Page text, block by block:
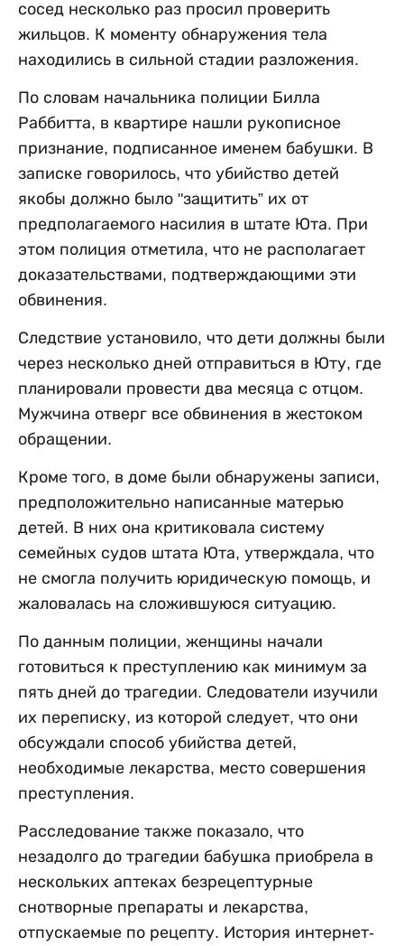
сосед несколько раз просил проверить
жильцов. К моменту обнаружения тела
находились в сильной стадии разложения.
По словам начальника полиции Билла
Раббитта, в квартире нашли рукописное
признание, подписанное именем бабушки. В
записке говорилось, что убийство детей
якобы должно было "защитить” их от
предполагаемого насилия в штате Юта. При
этом полиция отметила, что не располагает
доказательствами, подтверждающими эти
обвинения.
Следствие установило, что дети должны были
через несколько дней отправиться в Юту, где
планировали провести два месяца с отцом.
Мужчина отверг все обвинения в жестоком
обращении.
Кроме того, в доме были обнаружены записи,
предположительно написанные матерью
детей. В них она критиковала систему
семейных судов штата Юта, утверждала, что
не смогла получить юридическую помощь, и
жаловалась на сложившуюся ситуацию.
По данным полиции, женщины начали
готовиться к преступлению как минимум за
пять дней до трагедии. Следователи изучили
их переписку, из которой следует, что они
обсуждали способ убийства детей,
необходимые лекарства, место совершения
преступления.
Расследование также показало, что
незадолго до трагедии бабушка приобрела в
нескольких аптеках безрецептурные
снотворные препараты и лекарства,
отпускаемые по рецепту. История интернет-